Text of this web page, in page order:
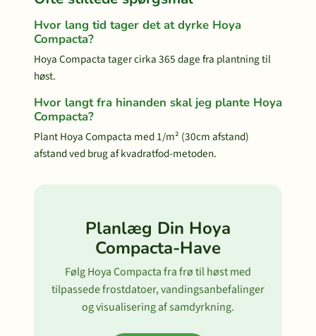
Hvor lang tid tager det at dyrke Hoya
Compacta?
Hoya Compacta tager cirka 365 dage fra plantning til
høst.
Hvor langt fra hinanden skal jeg plante Hoya
Compacta?
Plant Hoya Compacta med 1/m² (30cm afstand)
afstand ved brug af kvadratfod-metoden.
Planlæg Din Hoya
Compacta-Have
Følg Hoya Compacta fra frø til høst med
tilpassede frostdatoer, vandingsanbefalinger
og visualisering af samdyrkning.